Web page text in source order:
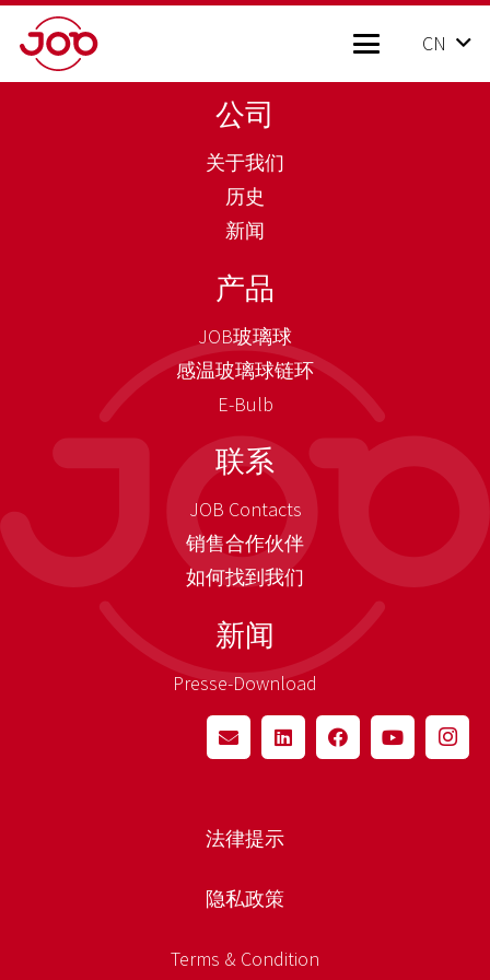
CN
公司
关于我们
历史
新闻
产品
JOB玻璃球
感温玻璃球链环
E-Bulb
联系
JOB Contacts
销售合作伙伴
如何找到我们
新闻
Presse-Download
法律提示
隐私政策
Terms & Condition